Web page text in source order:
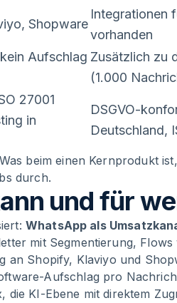
Shopware
Integrationen
vorhanden
Aufschlag Zusätzlich zu
(1.000
27001
in
DSGVO-
Deutschland,
beim einen Kernprodukt
durch.
und für
WhatsApp als
mit Segmentierung,
an Shopify, Klaviyo und
Aufschlag pro
die KI-Ebene mit direktem